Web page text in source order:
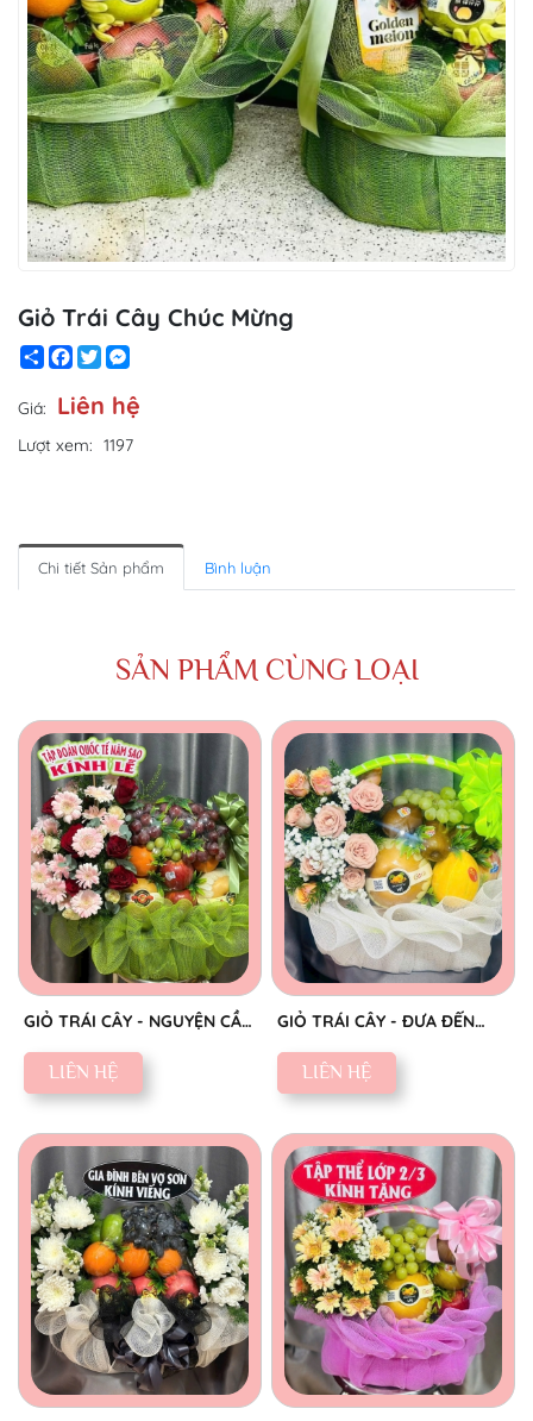
Giỏ Trái Cây Chúc Mừng
ShareFacebook
Twitter
Giá: Liên hệ
Lượt xem: 1197
Chi tiết Sản phẩm Bình luận
SẢN PHẨM CÙNG LOẠI
GIỎ TRÁI CÂY - NGUYỆN CẦU
AN YÊN
LIÊN HỆ
GIỎ TRÁI CÂY - ĐƯA ĐẾN
NIỀM VUI
LIÊN HỆ